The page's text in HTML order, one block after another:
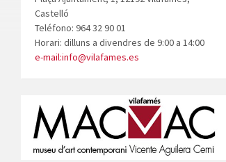
Castelló
Teléfono: 964 32 90 01
Horari: dilluns a divendres de 9:00 a 14:00
e-mail:info@vilafames.es